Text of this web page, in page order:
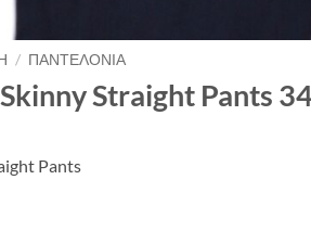
/ ΠΑΝΤΕΛΌΝΙΑ
Straight Pants
Pants